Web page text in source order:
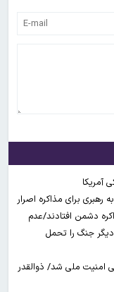
مجلس: دولت با زدن ۲۸ نامه به رهبری برای مذاکره اصرار
دشمن افتادند/عدم
جنگ را تحمل
امنیت ملی شد/ ذوالقدر